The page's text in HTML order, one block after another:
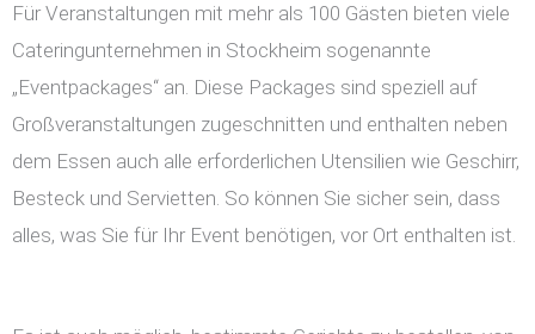
Für Veranstaltungen mit mehr als 100 Gästen bieten viele
Cateringunternehmen in Stockheim sogenannte
„Eventpackages“ an. Diese Packages sind speziell auf
Großveranstaltungen zugeschnitten und enthalten neben
dem Essen auch alle erforderlichen Utensilien wie Geschirr,
Besteck und Servietten. So können Sie sicher sein, dass
alles, was Sie für Ihr Event benötigen, vor Ort enthalten ist.